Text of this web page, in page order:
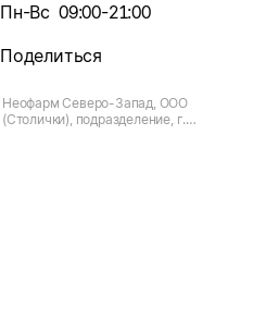
Пн-Вс 09:00-21:00
Поделиться
Неофарм Северо-Запад, ООО
(Столички), подразделение, г.